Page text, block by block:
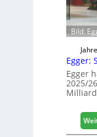
Bild:
Egger:
Egger
2025/